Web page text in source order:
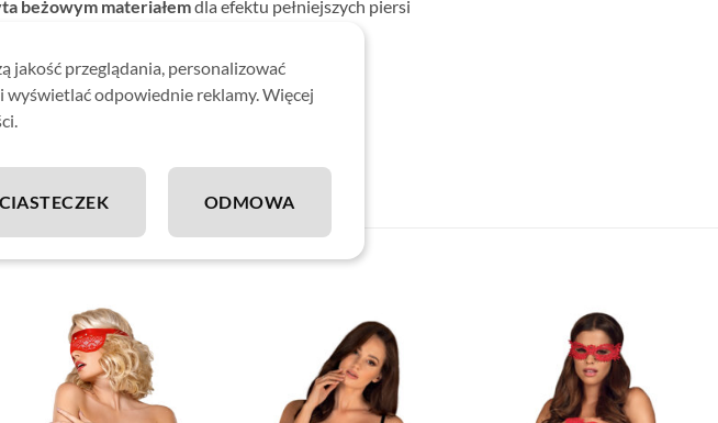
beżowym materiałemdla efektu pełniejszych piersi
i pas do pończoch
– polecamy zmysłowy model Drimera
jakość przeglądania, personalizować
wyświetlać odpowiednie reklamy. Więcej
ODMOWA